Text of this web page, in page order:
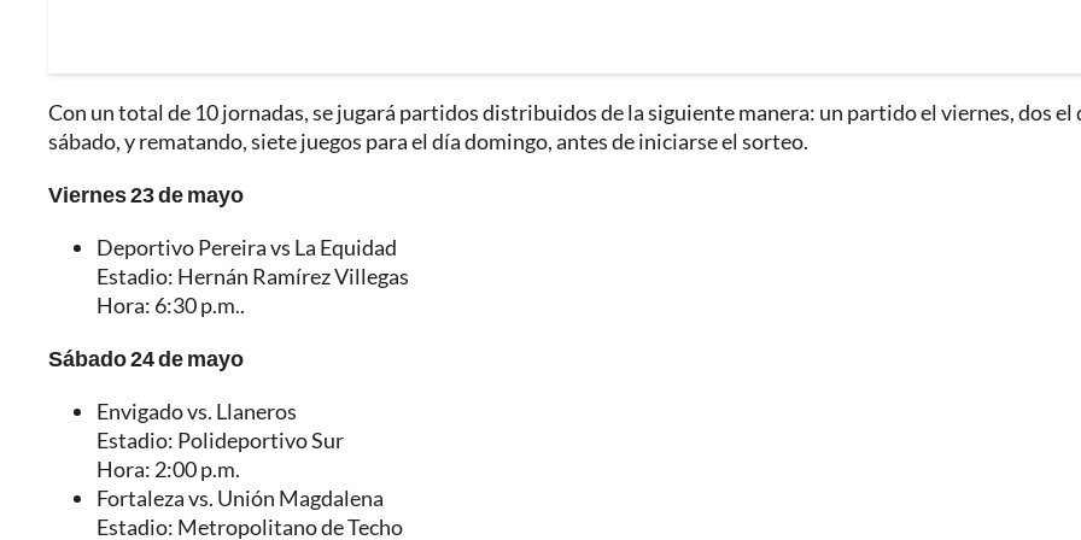
Con un total de 10 jornadas, se jugará partidos distribuidos de la siguiente manera: un partido el viernes, dos el
sábado, y rematando, siete juegos para el día domingo, antes de iniciarse el sorteo.
Viernes 23 de mayo
Deportivo Pereira vs La Equidad
Estadio: Hernán Ramírez Villegas
Hora: 6:30 p.m..
Sábado 24 de mayo
Envigado vs. Llaneros
Estadio: Polideportivo Sur
Hora: 2:00 p.m.
Fortaleza vs. Unión Magdalena
Estadio: Metropolitano de Techo